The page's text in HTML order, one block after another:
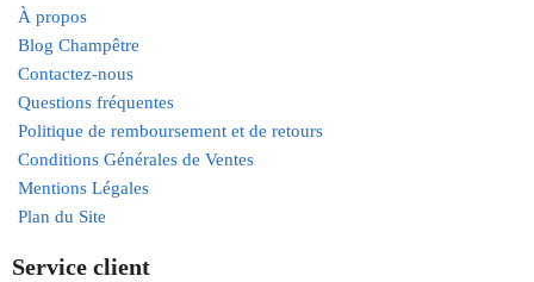
À propos
Blog Champêtre
Contactez-nous
Questions fréquentes
Politique de remboursement et de retours
Conditions Générales de Ventes
Mentions Légales
Plan du Site
Service client